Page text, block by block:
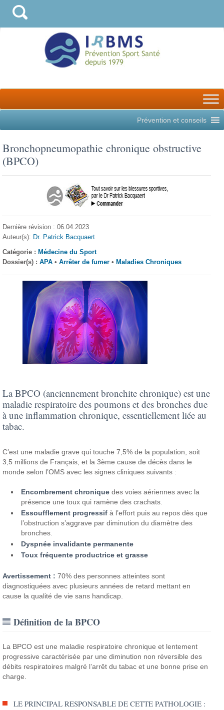
Prévention et conseils
Bronchopneumopathie chronique obstructive
(BPCO)
Dernière révision : 06.04.2023
Auteur(s): Dr. Patrick Bacquaert
Catégorie : Médecine du Sport
Dossier(s) :APA •Arrêter de fumer • Maladies Chroniques
La BPCO (anciennement bronchite chronique) est une
maladie respiratoire des poumons et des bronches due
à une inflammation chronique, essentiellement liée au
tabac.
C’est une maladie grave qui touche 7,5% de la population, soit
3,5 millions de Français, et la 3ème cause de décès dans le
monde selon l’OMS avec les signes cliniques suivants :
Encombrement chronique des voies aériennes avec la
présence une toux qui ramène des crachats.
Essoufflement progressif à l’effort puis au repos dès que
l’obstruction s’aggrave par diminution du diamètre des
bronches.
Dyspnée invalidante permanente
Toux fréquente productrice et grasse
Avertissement :70% des personnes atteintes sont
diagnostiquées avec plusieurs années de retard mettant en
cause la qualité de vie sans handicap.
Définition de la BPCO
La BPCO est une maladie respiratoire chronique et lentement
progressive caractérisée par une diminution non réversible des
débits respiratoires malgré l’arrêt du tabac et une bonne prise en
charge.
LE PRINCIPAL RESPONSABLE DE CETTE PATHOLOGIE :